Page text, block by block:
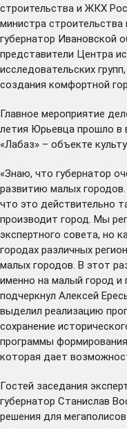
строительства и ЖКХ
министра
губернатор Ивановской
представители Центра
исследовательских
создания комфортной
Главное мероприятие
летия Юрьевца прошло в
«Лабаз» – объекте
«Знаю, что губернатор
развитию малых
что это действительно
производит город. Мы
экспертного совета, но
городах различных
малых городов. В этот
именно на малый город и
подчеркнул Алексей
выделил реализацию
сохранение
программы
которая дает
Гостей заседания
губернатор Станислав
решения для